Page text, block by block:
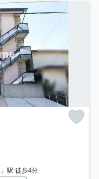
駅 徒歩4分